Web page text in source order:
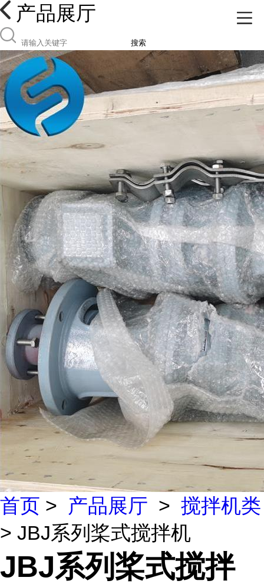
产品展厅
搜索
首页 > 产品展厅 > 搅拌机类
> JBJ系列桨式搅拌机
JBJ系列桨式搅拌